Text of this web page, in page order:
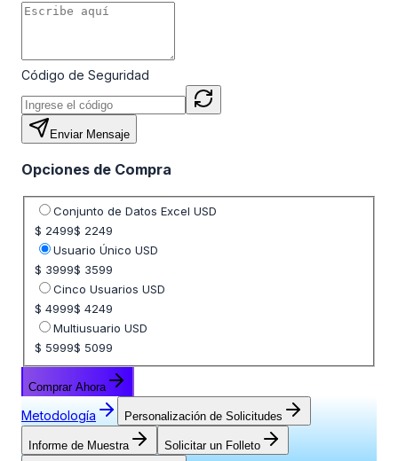
Código de Seguridad
Enviar Mensaje
Opciones de Compra
Seleccione opción de precio
Conjunto de Datos Excel USD
$ 2499$ 2249
Usuario Único USD
$ 3999$ 3599
Cinco Usuarios USD
$ 4999$ 4249
Multiusuario USD
$ 5999$ 5099
Comprar Ahora
Metodología Personalización de Solicitudes
Informe de Muestra Solicitar un Folleto